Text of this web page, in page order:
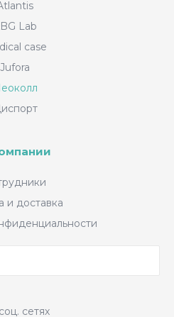
Lab
case
Jufora
и доставка
сетях